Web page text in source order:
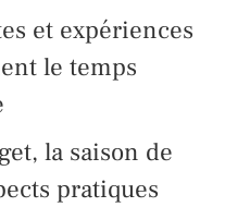
et expériences
le temps
la saison de
pratiques